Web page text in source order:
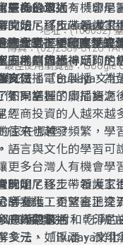
庭內的溝通。
一樣是包括：「印尼
文法、「Budaya文
如果掌握了印尼語之
馬來語的國家，因為
讓你一手掌握島嶼東
更多台灣人有機會學
的印尼移工、看護工
的看護工更緊密地交
庭內的溝通。
開始，逐步帶領大家
享文化，希望真正達
一樣是包括：「印尼
文法、「Budaya文
如果掌握了印尼語之
馬來語的國家，因為
讓你一手掌握島嶼東
支付
支付
手機
NFC手機
慧subak？
設計的一種社區型灌
田地都能獲得足夠的
。
結合了峇里印度教的
廟宇（如水神廟），
育廣播電台製播，為
不同語種的廣播資源
經商投資的人越來越
往來也越發頻繁，學
語言與文化的學習可
更多台灣人有機會學
的印尼移工、看護工
的看護工更緊密地交
庭內的溝通。
開始，逐步帶領大家
享文化，希望真正達
一樣是包括：「印尼
文法、「Budaya文化
？
？
作？
？
家在哪裡？
玩呢？
豪華度假村和乾淨
多元，如浮潛、滑翔
地址：(100052)
真：(02)2389-3126
最佳使用瀏覽器：Google